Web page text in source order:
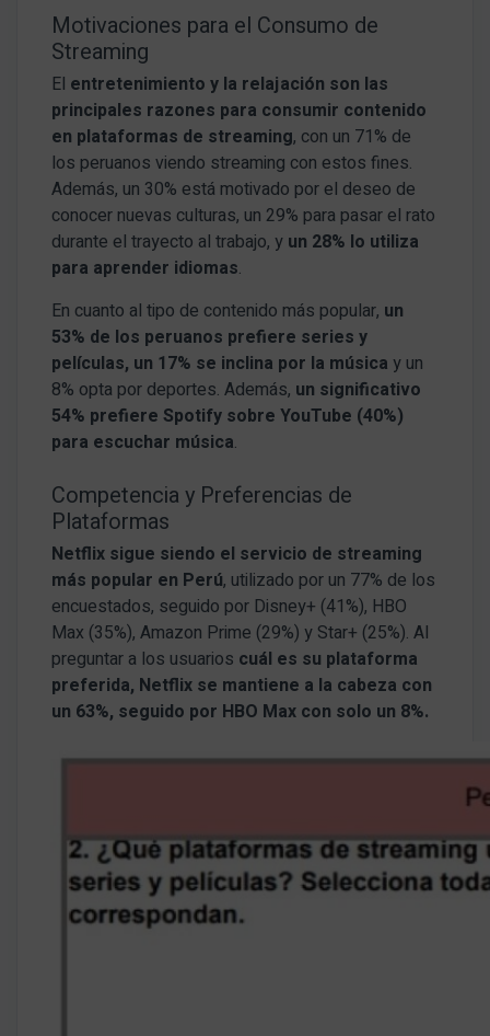
Motivaciones para el Consumo de
Streaming
El entretenimiento y la relajación son las
principales razones para consumir contenido
en plataformas de streaming, con un 71% de
los peruanos viendo streaming con estos fines.
Además, un 30% está motivado por el deseo de
conocer nuevas culturas, un 29% para pasar el rato
durante el trayecto al trabajo, y un 28% lo utiliza
para aprender idiomas.
En cuanto al tipo de contenido más popular, un
53% de los peruanos prefiere series y
películas, un 17% se inclina por la música y un
8% opta por deportes. Además, un significativo
54% prefiere Spotify sobre YouTube (40%)
para escuchar música.
Competencia y Preferencias de
Plataformas
Netflix sigue siendo el servicio de streaming
más popular en Perú, utilizado por un 77% de los
encuestados, seguido por Disney+ (41%), HBO
Max (35%), Amazon Prime (29%) y Star+ (25%). Al
preguntar a los usuarios cuál es su plataforma
preferida, Netflix se mantiene a la cabeza con
un 63%, seguido por HBO Max con solo un 8%.